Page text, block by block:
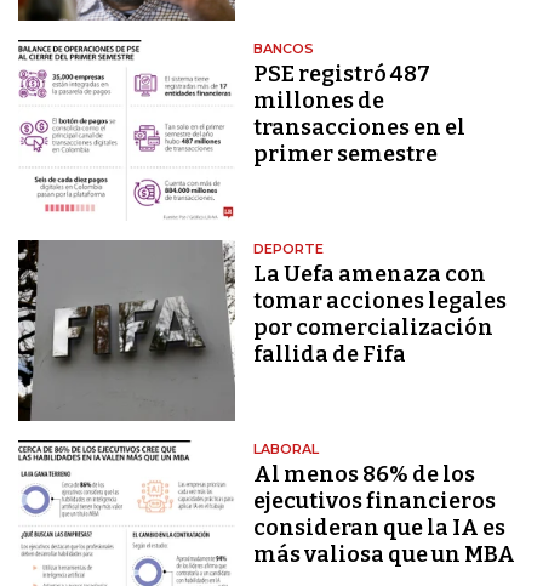
BANCOS
PSE registró 487
millones de
transacciones en el
primer semestre
DEPORTE
La Uefa amenaza con
tomar acciones legales
por comercialización
fallida de Fifa
LABORAL
Al menos 86% de los
ejecutivos financieros
consideran que la IA es
más valiosa que un MBA